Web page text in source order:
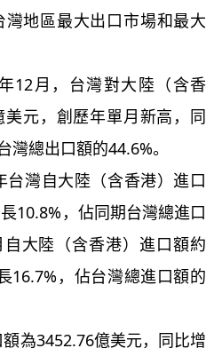
地區最大出口市場和最大
月，台灣對大陸（含香
元，創歷年單月新高，同
灣總出口額的44.6%。
灣自大陸（含香港）進口
10.8%，佔同期台灣總進口
大陸（含香港）進口額約
16.7%，佔台灣總進口額的
為3452.76億美元，同比增